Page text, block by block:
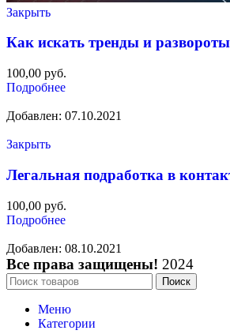
Закрыть
Как искать тренды и
100,00 руб.
Подробнее
Добавлен: 07.10.2021
Закрыть
Легальная подработка в
100,00 руб.
Подробнее
Добавлен: 08.10.2021
Все права защищены! 2024
Поиск
Меню
Категории